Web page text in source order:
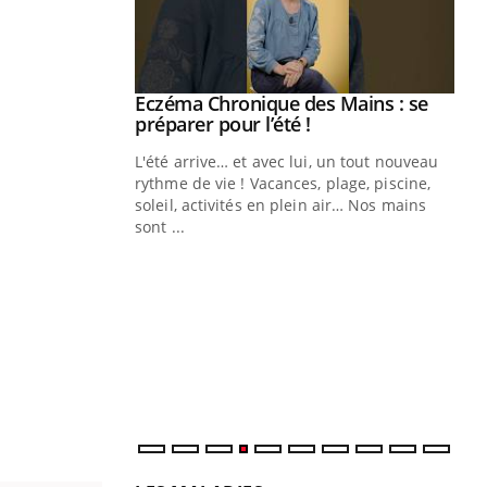
Youtube
Eczéma Chronique des Mains : se
préparer pour l’été !Youtube
L'été arrive… et avec lui, un tout nouveau
rythme de vie ! Vacances, plage, piscine,
soleil, activités en plein air… Nos mains
sont ...